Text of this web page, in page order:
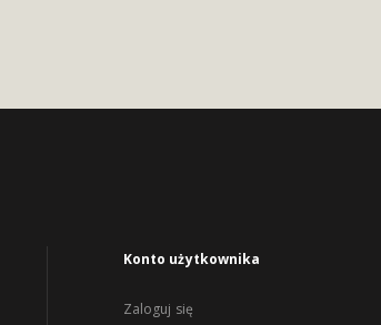
Konto użytkownika
Zaloguj się